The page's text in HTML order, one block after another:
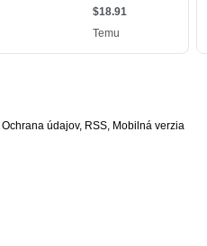
Ochrana údajov, RSS,